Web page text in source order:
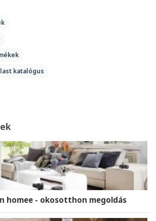
katalógus
homee - okosotthon megoldás